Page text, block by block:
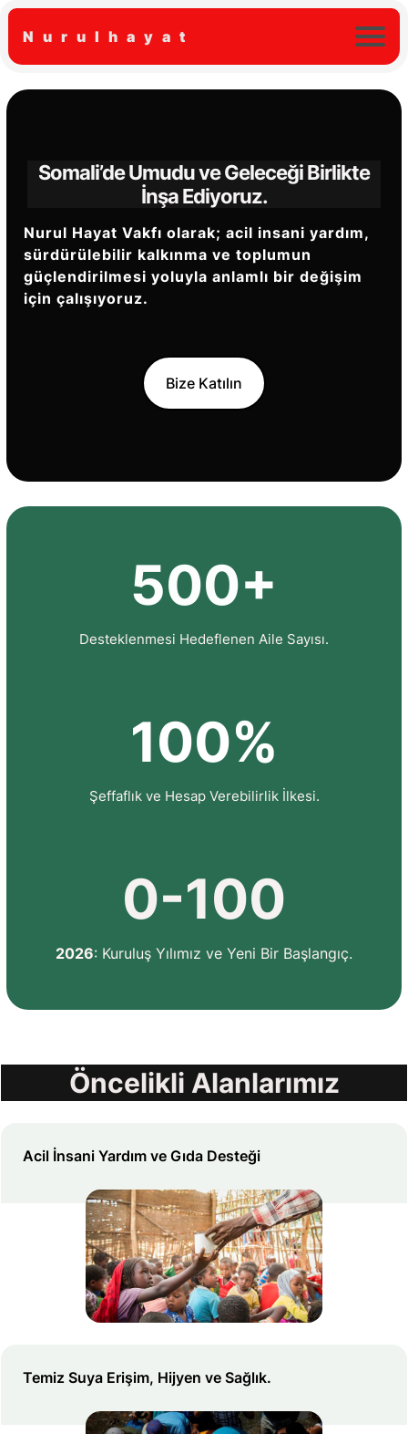
Nurulhayat
Somali’de Umudu ve GeleceğiBirlikte
İnşa Ediyoruz.
Nurul Hayat Vakfı olarak; acil insani yardım,
sürdürülebilir kalkınma ve toplumun
güçlendirilmesi yoluyla anlamlı bir değişim
için çalışıyoruz.
Bize Katılın
500+
Desteklenmesi Hedeflenen Aile Sayısı.
100%
Şeffaflık ve Hesap Verebilirlik İlkesi.
0-100
2026: Kuruluş Yılımız ve Yeni Bir Başlangıç.
Öncelikli Alanlarımız
Acil İnsani Yardım ve Gıda Desteği
Temiz Suya Erişim, Hijyen ve Sağlık.